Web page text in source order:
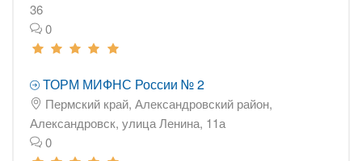
36
0
ТОРМ МИФНС России № 2
Пермский край, Александровский район,
Александровск, улица Ленина, 11а
0